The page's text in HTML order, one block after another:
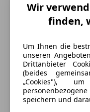
Umweltplakette
Anderer
CO₂-Emissionen
Elektrische
Wir
finden,
Um Ihnen die
unseren
Drittanbieter
(beides
„Cookies"),
speichern und